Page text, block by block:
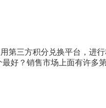
第三方积分兑换平台，进
最好？销售市场上面有许多